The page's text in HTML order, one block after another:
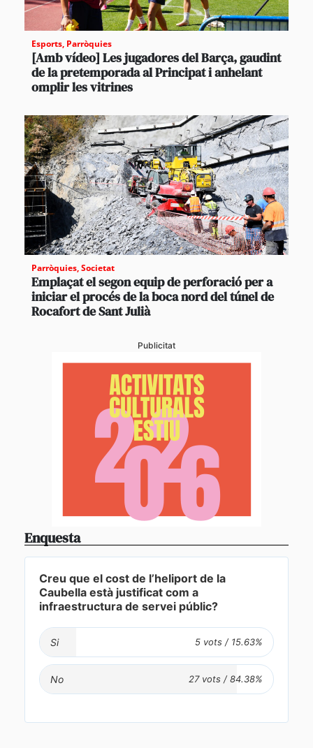
Esports, Parròquies
[Amb vídeo] Les jugadores del Barça, gaudint
de la pretemporada al Principat i anhelant
omplir les vitrines
Parròquies,Societat
Emplaçat el segon equip de perforació per a
iniciar el procés de la boca nord del túnel de
Rocafort de Sant Julià
Publicitat
Enquesta
Creu que el cost de l’heliport de la
Caubella està justificat com a
infraestructura de servei públic?
Si
No